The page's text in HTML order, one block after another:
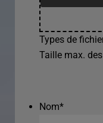
Types de
Taille max.
Nom*